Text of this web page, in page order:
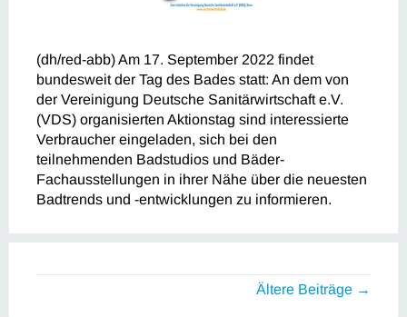
(dh/red-abb) Am 17. September 2022 findet
bundesweit der Tag des Bades statt: An dem von
der Vereinigung Deutsche Sanitärwirtschaft e.V.
(VDS) organisierten Aktionstag sind interessierte
Verbraucher eingeladen, sich bei den
teilnehmenden Badstudios und Bäder-
Fachausstellungen in ihrer Nähe über die neuesten
Badtrends und -entwicklungen zu informieren.
Ältere Beiträge →